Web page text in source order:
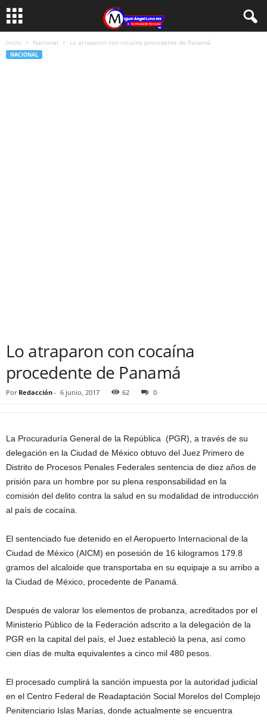
Inicio Nacional Lo atraparon con cocaína procedente de Panamá
NACIONAL
Lo atraparon con cocaína
procedente de Panamá
Por Redacción - 6 junio, 2017 62 0
La Procuraduría General de la República (PGR), a través de su
delegación en la Ciudad de México obtuvo del Juez Primero de
Distrito de Procesos Penales Federales sentencia de diez años de
prisión para un hombre por su plena responsabilidad en la
comisión del delito contra la salud en su modalidad de introducción
al país de cocaína.
El sentenciado fue detenido en el Aeropuerto Internacional de la
Ciudad de México (AICM) en posesión de 16 kilogramos 179.8
gramos del alcaloide que transportaba en su equipaje a su arribo a
la Ciudad de México, procedente de Panamá.
Después de valorar los elementos de probanza, acreditados por el
Ministerio Público de la Federación adscrito a la delegación de la
PGR en la capital del país, el Juez estableció la pena, así como
cien días de multa equivalentes a cinco mil 480 pesos.
El procesado cumplirá la sanción impuesta por la autoridad judicial
en el Centro Federal de Readaptación Social Morelos del Complejo
Penitenciario Islas Marías, donde actualmente se encuentra